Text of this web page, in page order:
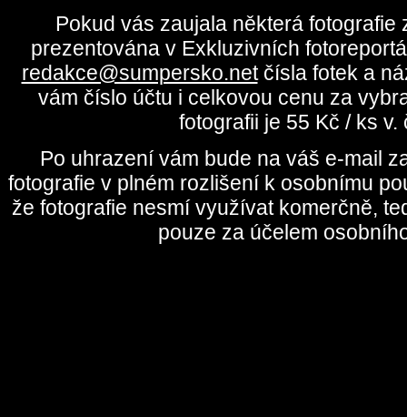
Pokud vás zaujala některá fotografie
prezentována v Exkluzivních
redakce@sumpersko.netčísla fotek a
vám číslo účtu i celkovou cenu za
fotografii je 55 Kč / ks v.
Po uhrazení vám bude na váš e-mail
fotografie v plném rozlišení k osobnímu
že fotografie nesmí využívat komerčně,
pouze za účelem